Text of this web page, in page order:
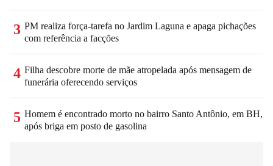
3 PM realiza força-tarefa no Jardim Laguna e apaga pichações
com referência a facções
4 Filha descobre morte de mãe atropelada após mensagem de
funerária oferecendo serviços
5 Homem é encontrado morto no bairro Santo Antônio, em BH,
após briga em posto de gasolina